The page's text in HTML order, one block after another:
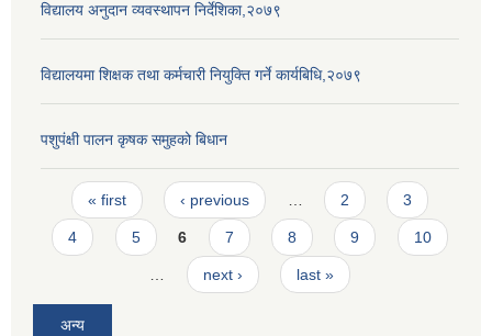
विद्यालय अनुदान व्यवस्थापन निर्देशिका,२०७९
विद्यालयमा शिक्षक तथा कर्मचारी नियुक्ति गर्ने कार्यबिधि,२०७९
पशुपंक्षी पालन कृषक समुहको बिधान
Pages
« first ‹ previous 2 3
4 5 6 7 8 9 10
next › last »
अन्य